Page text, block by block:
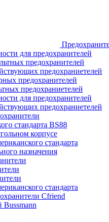
для предохранителей
предохранителей
предохраниетелей
предохранителей
предохраниетелей
для предохранителей
предохраниетелей
стандарта BS88
корпусе
стандарта
назначения
стандарта
Cfriend
Bussmann